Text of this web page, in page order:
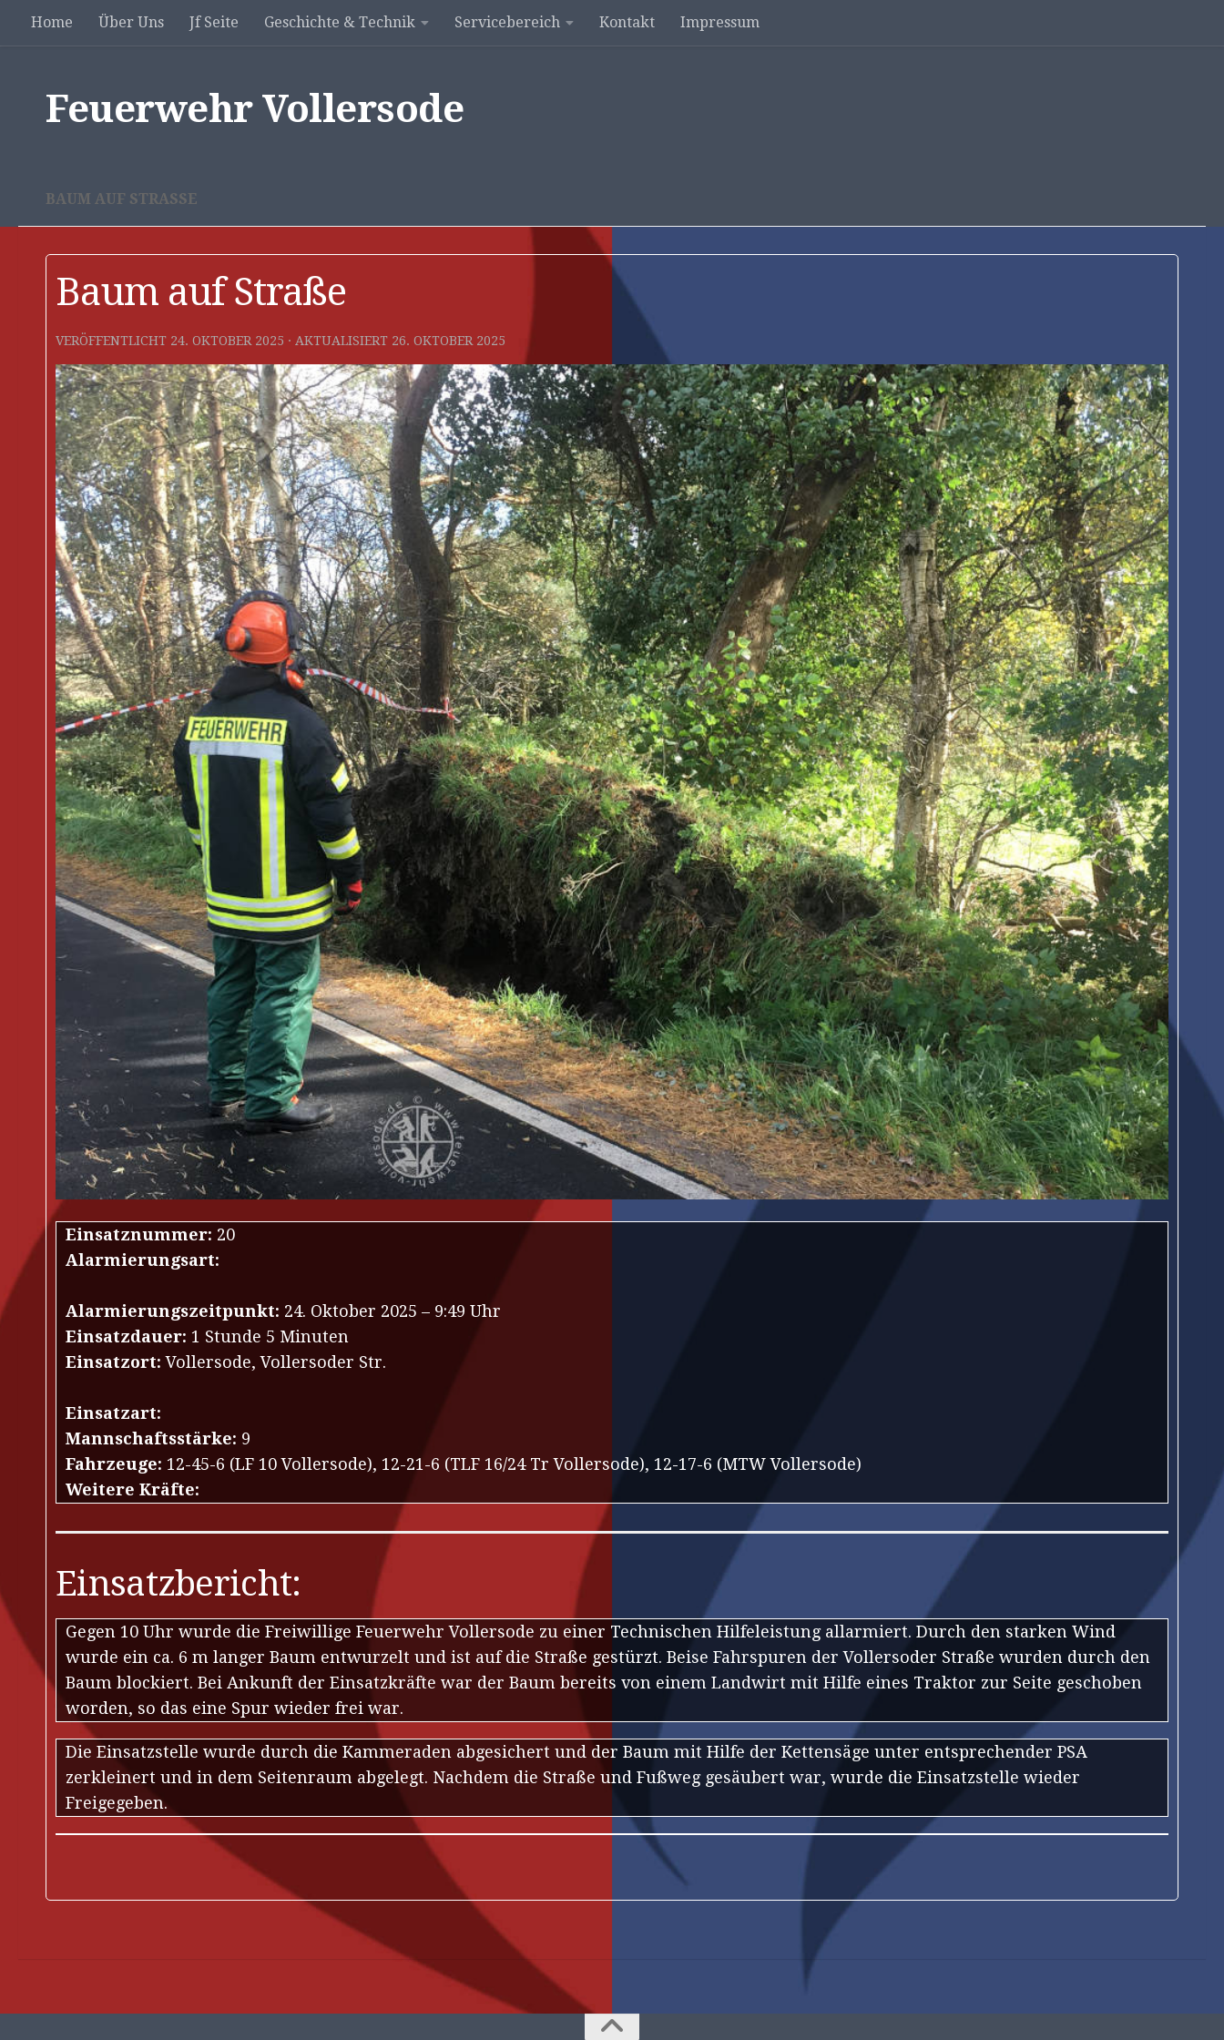
Unter dem Inhalt
Home Über Uns Jf Seite Geschichte & Technik Servicebereich Kontakt Impressum
Feuerwehr Vollersode
BAUM AUF STRASSE
Baum auf Straße
VERÖFFENTLICHT 24. OKTOBER 2025 · AKTUALISIERT 26. OKTOBER 2025
Einsatznummer: 20
Alarmierungsart:
Alarmierungszeitpunkt: 24. Oktober 2025 – 9:49 Uhr
Einsatzdauer: 1 Stunde 5 Minuten
Einsatzort: Vollersode, Vollersoder Str.
Einsatzart:
Mannschaftsstärke: 9
Fahrzeuge: 12-45-6 (LF 10 Vollersode), 12-21-6 (TLF 16/24 Tr Vollersode), 12-17-6 (MTW Vollersode)
Weitere Kräfte:
Einsatzbericht:
Gegen 10 Uhr wurde die Freiwillige Feuerwehr Vollersode zu einer Technischen Hilfeleistung allarmiert. Durch den starken Wind
wurde ein ca. 6 m langer Baum entwurzelt und ist auf die Straße gestürzt. Beise Fahrspuren der Vollersoder Straße wurden durch den
Baum blockiert. Bei Ankunft der Einsatzkräfte war der Baum bereits von einem Landwirt mit Hilfe eines Traktor zur Seite geschoben
worden, so das eine Spur wieder frei war.
Die Einsatzstelle wurde durch die Kammeraden abgesichert und der Baum mit Hilfe der Kettensäge unter entsprechender PSA
zerkleinert und in dem Seitenraum abgelegt. Nachdem die Straße und Fußweg gesäubert war, wurde die Einsatzstelle wieder
Freigegeben.